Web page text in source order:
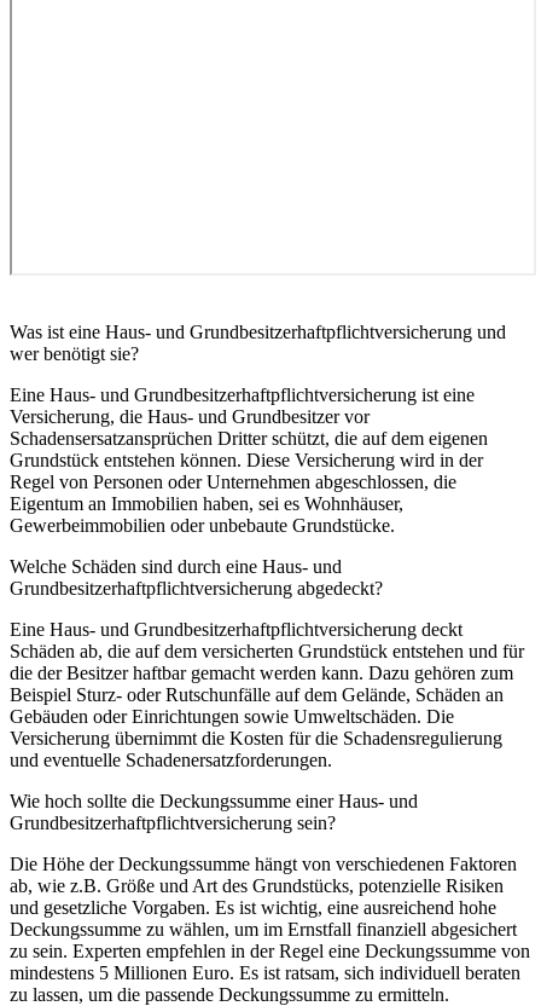
Was ist eine Haus- und Grundbesitzerhaftpflichtversicherung und
wer benötigt sie?
Eine Haus- und Grundbesitzerhaftpflichtversicherung ist eine
Versicherung, die Haus- und Grundbesitzer vor
Schadensersatzansprüchen Dritter schützt, die auf dem eigenen
Grundstück entstehen können. Diese Versicherung wird in der
Regel von Personen oder Unternehmen abgeschlossen, die
Eigentum an Immobilien haben, sei es Wohnhäuser,
Gewerbeimmobilien oder unbebaute Grundstücke.
Welche Schäden sind durch eine Haus- und
Grundbesitzerhaftpflichtversicherung abgedeckt?
Eine Haus- und Grundbesitzerhaftpflichtversicherung deckt
Schäden ab, die auf dem versicherten Grundstück entstehen und für
die der Besitzer haftbar gemacht werden kann. Dazu gehören zum
Beispiel Sturz- oder Rutschunfälle auf dem Gelände, Schäden an
Gebäuden oder Einrichtungen sowie Umweltschäden. Die
Versicherung übernimmt die Kosten für die Schadensregulierung
und eventuelle Schadenersatzforderungen.
Wie hoch sollte die Deckungssumme einer Haus- und
Grundbesitzerhaftpflichtversicherung sein?
Die Höhe der Deckungssumme hängt von verschiedenen Faktoren
ab, wie z.B. Größe und Art des Grundstücks, potenzielle Risiken
und gesetzliche Vorgaben. Es ist wichtig, eine ausreichend hohe
Deckungssumme zu wählen, um im Ernstfall finanziell abgesichert
zu sein. Experten empfehlen in der Regel eine Deckungssumme von
mindestens 5 Millionen Euro. Es ist ratsam, sich individuell beraten
zu lassen, um die passende Deckungssumme zu ermitteln.